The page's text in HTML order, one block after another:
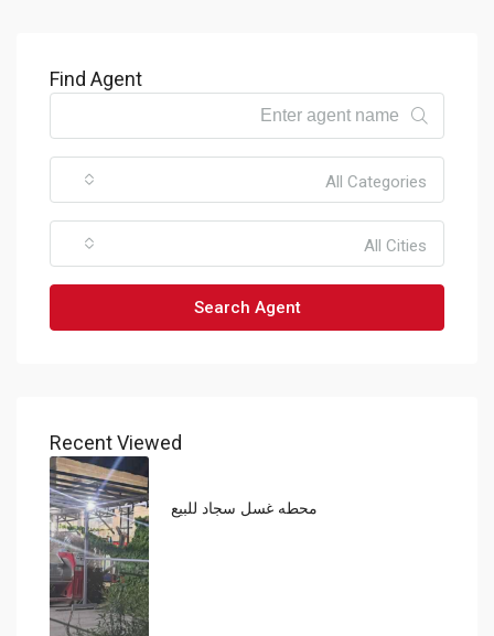
Find Agent
All Categories
All Cities
Search Agent
Recent Viewed
محطه غسل سجاد للبيع